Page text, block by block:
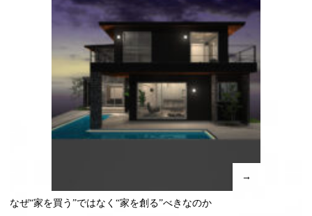
→
なぜ“家を買う”ではなく“家を創る”べきなのか